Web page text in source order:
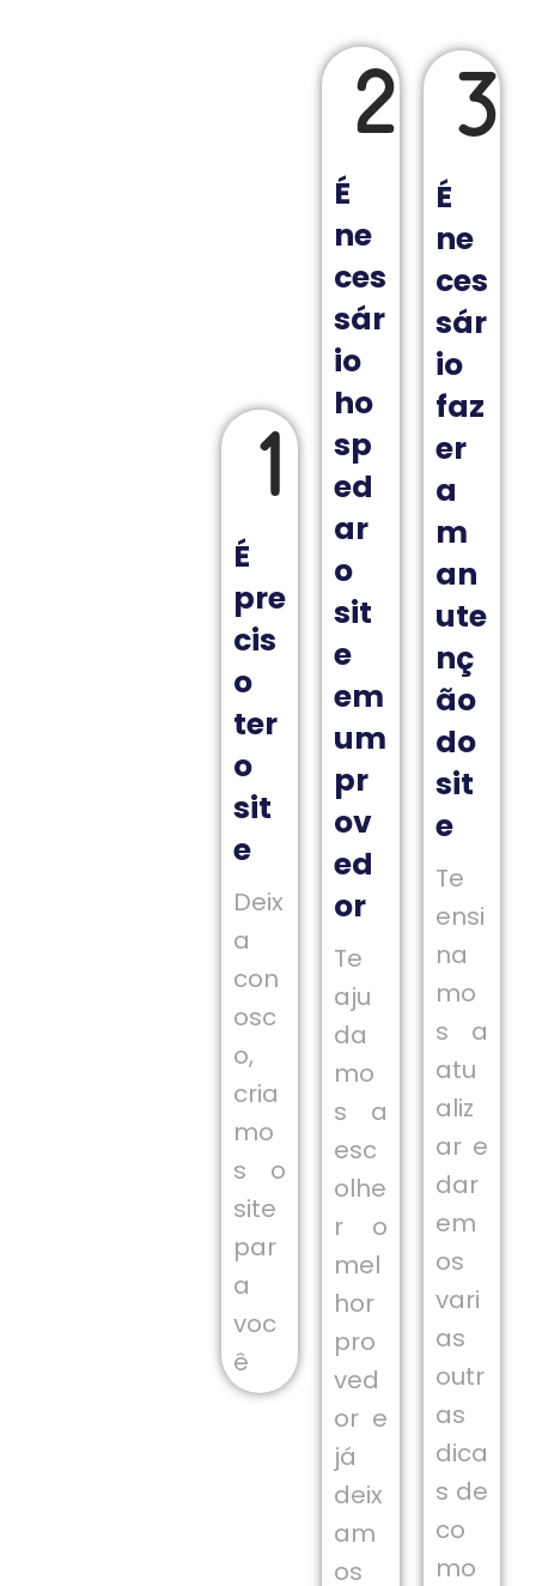
É
pre
cis
o
ter
o
sit
e
Deix
a
con
osc
o,
cria
mo
s o
site
par
a
voc
ê
É
ne
ces
sár
io
ho
sp
ed
ar
o
sit
e
em
um
pr
ov
ed
or
Te
aju
da
mo
s a
esc
olhe
r o
mel
hor
pro
ved
or e
já
deix
am
os
É
ne
ces
sár
io
faz
er
a
m
an
ute
nç
ão
do
sit
e
Te
ensi
na
mo
s a
atu
aliz
ar e
dar
em
os
vari
as
outr
as
dica
s de
co
mo